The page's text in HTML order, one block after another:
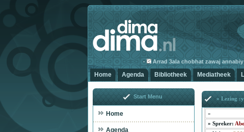
Arrad 3ala chobhat zawaj annabiy bi
Home Agenda Bibliotheek Mediatheek
» Lezing
»
» Spreker:
Start Menu
Home
Agenda